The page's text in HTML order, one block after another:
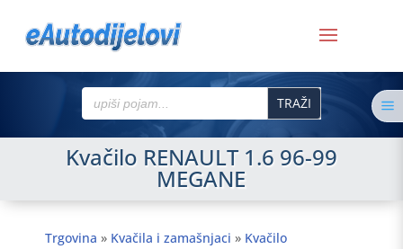
Search
for:
Kvačilo RENAULT 1.6 96-99
MEGANE
Trgovina » Kvačila i zamašnjaci » Kvačilo
a